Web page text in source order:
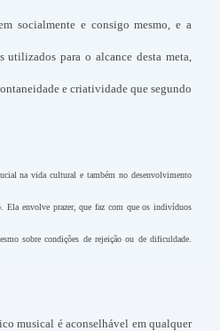
socialmente e consigo mesmo, e a
utilizados para o alcance desta meta,
e criatividade que segundo
na vida cultural e também no desenvolvimento
Ela envolve prazer, que faz com que os indivíduos
sobre condições de rejeição ou de dificuldade.
musical é aconselhável em qualquer